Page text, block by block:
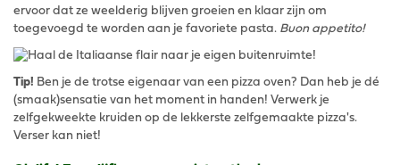
ervoor dat ze weelderig blijven groeien en klaar zijn om
toegevoegd te worden aan je favoriete pasta. Buon appetito!
Tip! Ben je de trotse eigenaar van een pizza oven? Dan heb je dé
(smaak)sensatie van het moment in handen! Verwerk je
zelfgekweekte kruiden op de lekkerste zelfgemaakte pizza's.
Verser kan niet!